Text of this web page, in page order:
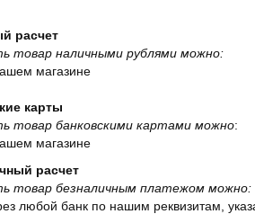
расчет
товар наличными рублями можно:
магазине
карты
товар банковскими картами можно:
магазине
расчет
товар безналичным платежом можно:
любой банк по нашим реквизитам,